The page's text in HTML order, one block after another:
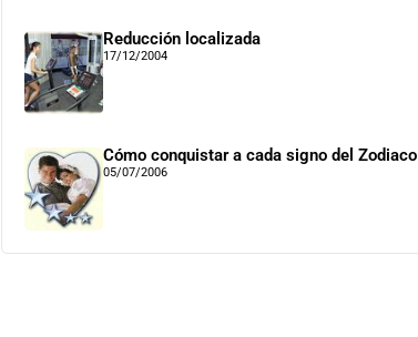
Reducción localizada
17/12/2004
Cómo conquistar a cada signo del Zodiaco
05/07/2006